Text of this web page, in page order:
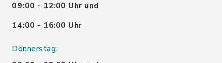
09:00 - 12:00 Uhr und
14:00 - 16:00 Uhr
Donnerstag: